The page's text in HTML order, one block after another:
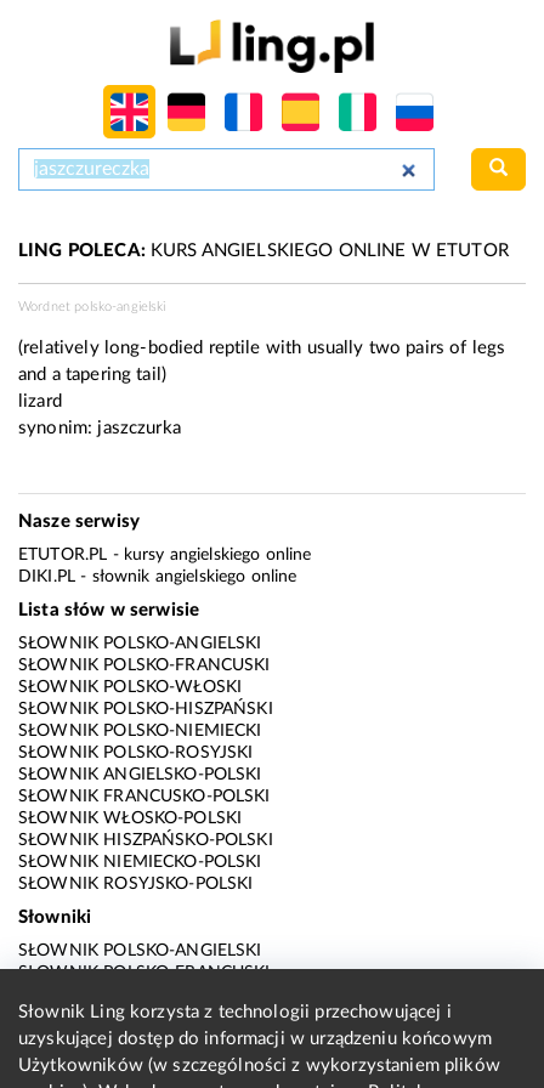
LING POLECA:KURS ANGIELSKIEGO ONLINE W ETUTOR
Wordnet polsko-angielski
(relatively long-bodied reptile with usually two pairs of legs
and a tapering tail)
lizard
synonim: jaszczurka
Nasze serwisy
ETUTOR.PL - kursy angielskiego online
DIKI.PL - słownik angielskiego online
Lista słów w serwisie
SŁOWNIK POLSKO-ANGIELSKI
SŁOWNIK POLSKO-FRANCUSKI
SŁOWNIK POLSKO-WŁOSKI
SŁOWNIK POLSKO-HISZPAŃSKI
SŁOWNIK POLSKO-NIEMIECKI
SŁOWNIK POLSKO-ROSYJSKI
SŁOWNIK ANGIELSKO-POLSKI
SŁOWNIK FRANCUSKO-POLSKI
SŁOWNIK WŁOSKO-POLSKI
SŁOWNIK HISZPAŃSKO-POLSKI
SŁOWNIK NIEMIECKO-POLSKI
SŁOWNIK ROSYJSKO-POLSKI
Słowniki
SŁOWNIK POLSKO-ANGIELSKI
SŁOWNIK POLSKO-FRANCUSKI
SŁOWNIK POLSKO-HISZPAŃSKI
SŁOWNIK POLSKO-NIEMIECKI
SŁOWNIK POLSKO-ROSYJSKI
SŁOWNIK ANGIELSKO-POLSKI
Słownik Ling korzysta z technologii przechowującej i
uzyskującej dostęp do informacji w urządzeniu końcowym
Użytkowników (w szczególności z wykorzystaniem plików